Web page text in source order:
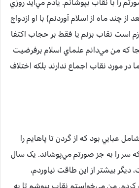
را با نقاب بپوشانم. يادم مي‌آيد روزي
چند ماه از اسلام آوردنم) با او ازدواج
است نقاب بزنم يا فقط بر حجاب اکتفا
که من مي‌دانم علماي اسلام برفرضيت
در مورد نقاب اجماع ندارند بلکه اختلاف
عبايي بود که از گردن تا پاهايم را
سر را به جز صورتم مي‌پوشاند. يک سال
ديگر بيشتر از اين طاقت نياوردم،